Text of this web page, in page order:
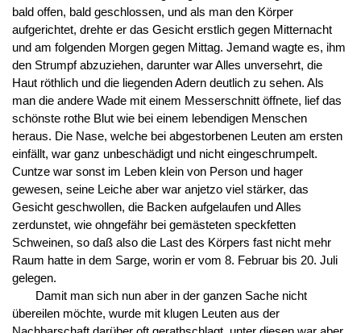
bald offen, bald geschlossen, und als man den Körper
aufgerichtet, drehte er das Gesicht erstlich gegen Mitternacht
und am folgenden Morgen gegen Mittag. Jemand wagte es, ihm
den Strumpf abzuziehen, darunter war Alles unversehrt, die
Haut röthlich und die liegenden Adern deutlich zu sehen. Als
man die andere Wade mit einem Messerschnitt öffnete, lief das
schönste rothe Blut wie bei einem lebendigen Menschen
heraus. Die Nase, welche bei abgestorbenen Leuten am ersten
einfällt, war ganz unbeschädigt und nicht eingeschrumpelt.
Cuntze war sonst im Leben klein von Person und hager
gewesen, seine Leiche aber war anjetzo viel stärker, das
Gesicht geschwollen, die Backen aufgelaufen und Alles
zerdunstet, wie ohngefähr bei gemästeten speckfetten
Schweinen, so daß also die Last des Körpers fast nicht mehr
Raum hatte in dem Sarge, worin er vom 8. Februar bis 20. Juli
gelegen.
Damit man sich nun aber in der ganzen Sache nicht
übereilen möchte, wurde mit klugen Leuten aus der